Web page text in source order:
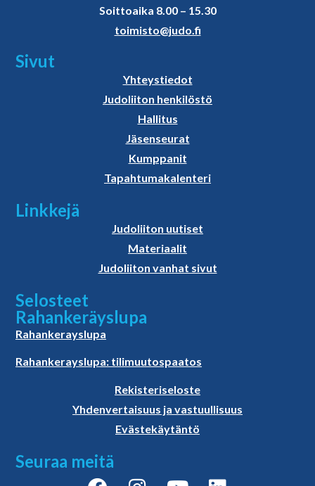
Soittoaika 8.00 – 15.30
toimisto@judo.fi
Sivut
Yhteystiedot
Judoliiton henkilöstö
Hallitus
Jäsenseurat
Kumppanit
Tapahtumakalenteri
Linkkejä
Judoliiton uutiset
Materiaalit
Judoliiton vanhat sivut
Selosteet
Rahankeräyslupa
Rahankerayslupa
Rahankerayslupa: tilimuutospaatos
Rekisteriseloste
Yhdenvertaisuus ja vastuullisuus
Evästekäytäntö
Seuraa meitä